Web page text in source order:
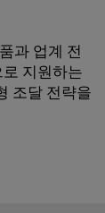
과 업계 전
지원하는
조달 전략을